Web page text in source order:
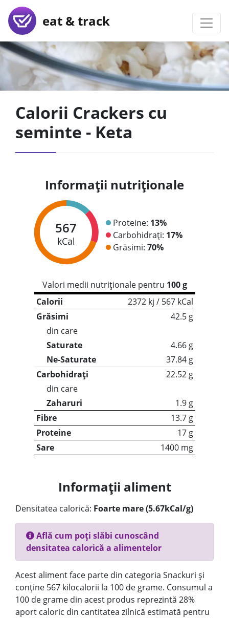
eat & track
Calorii Crackers cu
seminte - Keta
Informații nutriționale
567
kCal
Proteine: 13%
Carbohidrați: 17%
Grăsimi: 70%
Valori medii nutriționale pentru 100 g
Calorii
2372 kj / 567 kCal
Grăsimi
42.5 g
din care
Saturate
4.66 g
Ne-Saturate
37.84 g
Carbohidrați
22.52 g
din care
Zaharuri
1.9 g
Fibre
13.7 g
Proteine
17 g
Sare
1400 mg
Informații aliment
Densitatea calorică: Foarte mare (5.67kCal/g)
Află cum poți slăbi cunoscând
densitatea calorică a alimentelor
Acest aliment face parte din categoria Snackuri și
conține 567 kilocalorii la 100 de grame. Consumul a
100 de grame din acest produs reprezintă 28%
aport caloric din cantitatea zilnică estimată pentru